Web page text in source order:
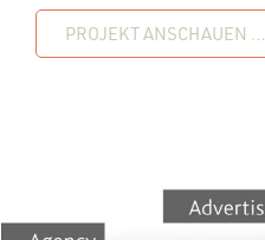
PROJEKT ANSCHAUEN …